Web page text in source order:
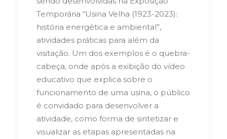
Temporária “Usina Velha (1923-2023):
história energética e ambiental”,
atividades práticas para além da
visitação. Um dos exemplos é o quebra-
cabeça, onde após a exibição do vídeo
educativo que explica sobre o
funcionamento de uma usina, o público
é convidado para desenvolver a
atividade, como forma de sintetizar e
visualizar as etapas apresentadas na